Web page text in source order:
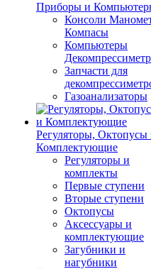
Приборы и
Консоли
Компасы
Компьютеры
Запчасти для
Газоанализаторы
Регуляторы, Октопусы
Комплектующие
Регуляторы и
комплекты
Первые ступени
Вторые ступени
Октопусы
Аксессуары и
комплектующие
Загубники и
нагубники